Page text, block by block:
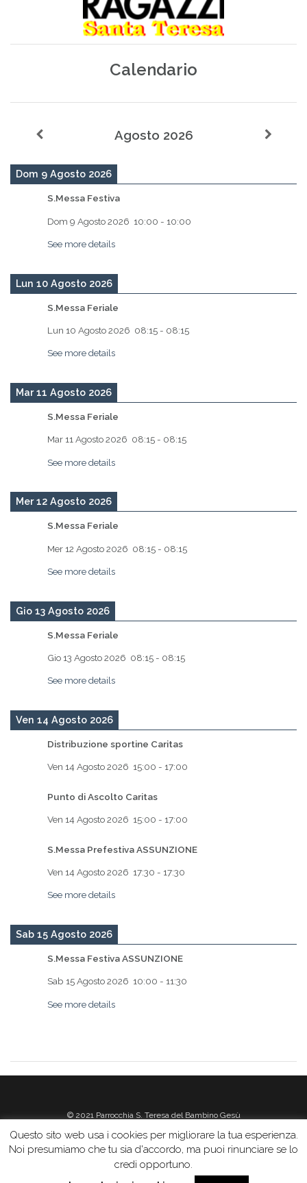
Calendario
Agosto 2026
Dom 9 Agosto 2026
S.Messa Festiva
Dom 9 Agosto 2026 10:00 - 10:00
See more details
Lun 10 Agosto 2026
S.Messa Feriale
Lun 10 Agosto 2026 08:15 - 08:15
See more details
Mar 11 Agosto 2026
S.Messa Feriale
Mar 11 Agosto 2026 08:15 - 08:15
See more details
Mer 12 Agosto 2026
S.Messa Feriale
Mer 12 Agosto 2026 08:15 - 08:15
See more details
Gio 13 Agosto 2026
S.Messa Feriale
Gio 13 Agosto 2026 08:15 - 08:15
See more details
Ven 14 Agosto 2026
Distribuzione sportine Caritas
Ven 14 Agosto 2026 15:00 - 17:00
Punto di Ascolto Caritas
Ven 14 Agosto 2026 15:00 - 17:00
S.Messa Prefestiva ASSUNZIONE
Ven 14 Agosto 2026 17:30 - 17:30
See more details
Sab 15 Agosto 2026
S.Messa Festiva ASSUNZIONE
Sab 15 Agosto 2026 10:00 - 11:30
See more details
© 2021 Parrocchia S. Teresa del Bambino Gesù
Questo sito web usa i cookies per migliorare la tua esperienza.
Noi presumiamo che tu sia d'accordo, ma puoi rinunciare se lo
credi opportuno.